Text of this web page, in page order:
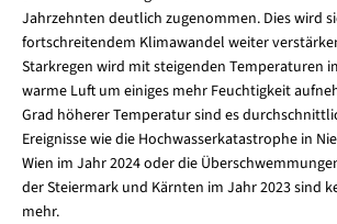
Jahrzehnten deutlich zugenommen. Dies wird
fortschreitendem Klimawandel weiter
Starkregen wird mit steigenden Temperaturen
warme Luft um einiges mehr Feuchtigkeit
Grad höherer Temperatur sind es
Ereignisse wie die Hochwasserkatastrophe in
Wien im Jahr 2024 oder die
der Steiermark und Kärnten im Jahr 2023 sind
mehr.